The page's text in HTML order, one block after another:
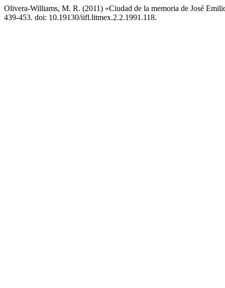
Olivera-Williams, M. R. (2011) «Ciudad de la memoria de José
439-453. doi: 10.19130/iifl.litmex.2.2.1991.118.